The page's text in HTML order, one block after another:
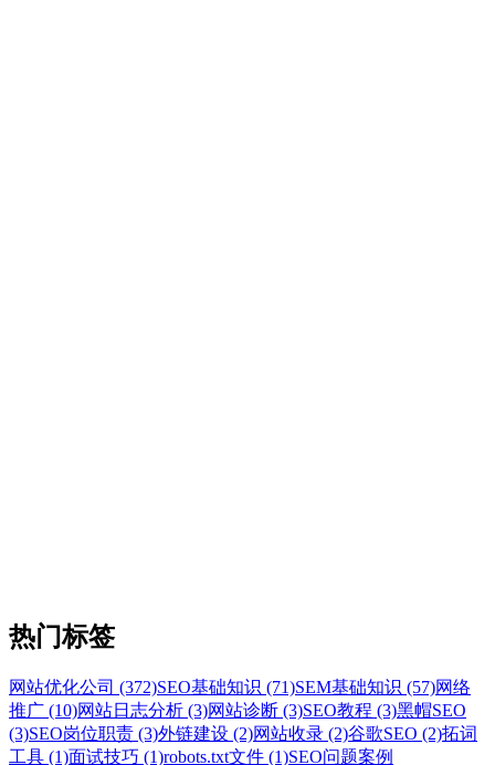
热门标签
网站优化公司 (372)SEO基础知识 (71)SEM基础知识 (57)网络
推广 (10)网站日志分析 (3)网站诊断 (3)SEO教程 (3)黑帽SEO
(3)SEO岗位职责 (3)外链建设 (2)网站收录 (2)谷歌SEO (2)拓词
工具 (1)面试技巧 (1)robots.txt文件 (1)SEO问题案例